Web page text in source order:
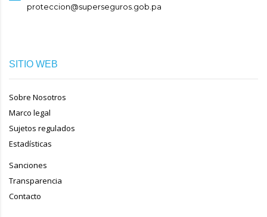
proteccion@superseguros.gob.pa
SITIO WEB
Sobre Nosotros
Marco legal
Sujetos regulados
Estadísticas
Sanciones
Transparencia
Contacto